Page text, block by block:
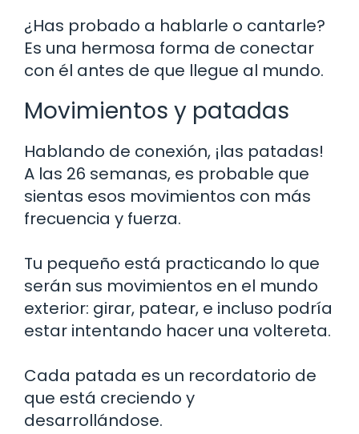
¿Has probado a hablarle o cantarle?
Es una hermosa forma de conectar
con él antes de que llegue al mundo.
Movimientos y patadas
Hablando de conexión, ¡las patadas!
A las 26 semanas, es probable que
sientas esos movimientos con más
frecuencia y fuerza.
Tu pequeño está practicando lo que
serán sus movimientos en el mundo
exterior: girar, patear, e incluso podría
estar intentando hacer una voltereta.
Cada patada es un recordatorio de
que está creciendo y
desarrollándose.